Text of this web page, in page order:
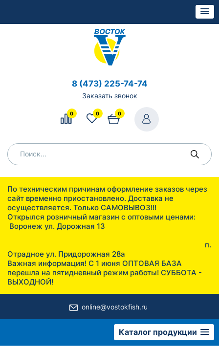
8 (473) 225-74-74
Заказать звонок
0 0 0
По техническим причинам оформление заказов через
сайт временно приостановлено. Доставка не
осуществляется. Только САМОВЫВОЗ!!!
Открылся розничный магазин с оптовыми ценами:
Воронеж ул. Дорожная 13
п.
Отрадное ул. Придорожная 28а
Важная информация! С 1 июня ОПТОВАЯ БАЗА
перешла на пятидневный режим работы! СУББОТА -
ВЫХОДНОЙ!
online@vostokfish.ru
Каталог продукции